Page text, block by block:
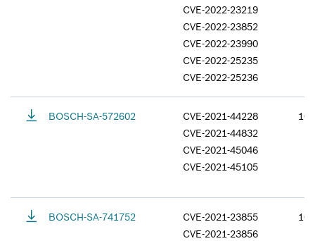
CVE-2022-23219
CVE-2022-23852
CVE-2022-23990
CVE-2022-25235
CVE-2022-25236
BOSCH-SA-572602
CVE-2021-44228
CVE-2021-44832
CVE-2021-45046
CVE-2021-45105
BOSCH-SA-741752
CVE-2021-23855
CVE-2021-23856